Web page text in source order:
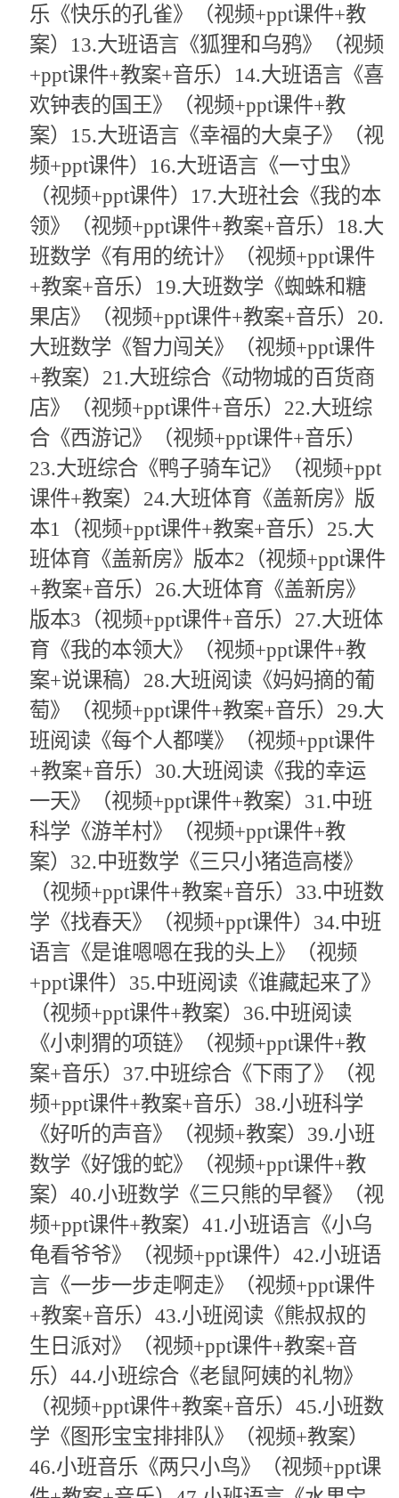
乐《快乐的孔雀》（视频+ppt课件+教
案）13.大班语言《狐狸和乌鸦》（视频
+ppt课件+教案+音乐）14.大班语言《喜
欢钟表的国王》（视频+ppt课件+教
案）15.大班语言《幸福的大桌子》（视
频+ppt课件）16.大班语言《一寸虫》
（视频+ppt课件）17.大班社会《我的本
领》（视频+ppt课件+教案+音乐）18.大
班数学《有用的统计》（视频+ppt课件
+教案+音乐）19.大班数学《蜘蛛和糖
果店》（视频+ppt课件+教案+音乐）20.
大班数学《智力闯关》（视频+ppt课件
+教案）21.大班综合《动物城的百货商
店》（视频+ppt课件+音乐）22.大班综
合《西游记》（视频+ppt课件+音乐）
23.大班综合《鸭子骑车记》（视频+ppt
课件+教案）24.大班体育《盖新房》版
本1（视频+ppt课件+教案+音乐）25.大
班体育《盖新房》版本2（视频+ppt课件
+教案+音乐）26.大班体育《盖新房》
版本3（视频+ppt课件+音乐）27.大班体
育《我的本领大》（视频+ppt课件+教
案+说课稿）28.大班阅读《妈妈摘的葡
萄》（视频+ppt课件+教案+音乐）29.大
班阅读《每个人都噗》（视频+ppt课件
+教案+音乐）30.大班阅读《我的幸运
一天》（视频+ppt课件+教案）31.中班
科学《游羊村》（视频+ppt课件+教
案）32.中班数学《三只小猪造高楼》
（视频+ppt课件+教案+音乐）33.中班数
学《找春天》（视频+ppt课件）34.中班
语言《是谁嗯嗯在我的头上》（视频
+ppt课件）35.中班阅读《谁藏起来了》
（视频+ppt课件+教案）36.中班阅读
《小刺猬的项链》（视频+ppt课件+教
案+音乐）37.中班综合《下雨了》（视
频+ppt课件+教案+音乐）38.小班科学
《好听的声音》（视频+教案）39.小班
数学《好饿的蛇》（视频+ppt课件+教
案）40.小班数学《三只熊的早餐》（视
频+ppt课件+教案）41.小班语言《小乌
龟看爷爷》（视频+ppt课件）42.小班语
言《一步一步走啊走》（视频+ppt课件
+教案+音乐）43.小班阅读《熊叔叔的
生日派对》（视频+ppt课件+教案+音
乐）44.小班综合《老鼠阿姨的礼物》
（视频+ppt课件+教案+音乐）45.小班数
学《图形宝宝排排队》（视频+教案）
46.小班音乐《两只小鸟》（视频+ppt课